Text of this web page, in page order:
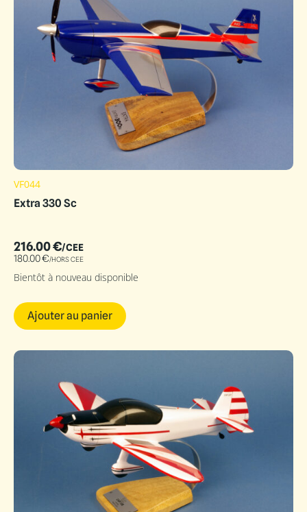
VF044
Extra 330 Sc
216.00€/CEE
180.00€/HORS CEE
Bientôt à nouveau disponible
Ajouter au panier